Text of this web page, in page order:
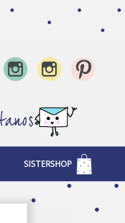
SISTERSHOP